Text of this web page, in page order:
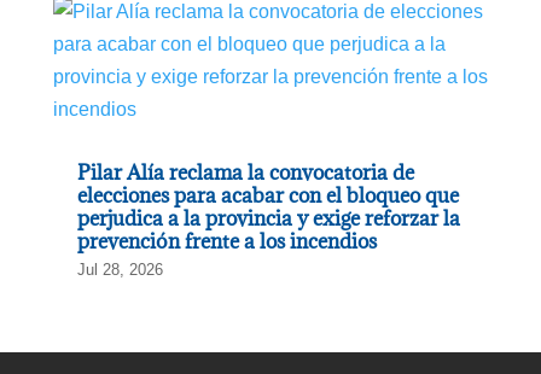
Pilar Alía reclama la convocatoria de
elecciones para acabar con el bloqueo que
perjudica a la provincia y exige reforzar la
prevención frente a los incendios
Jul 28, 2026